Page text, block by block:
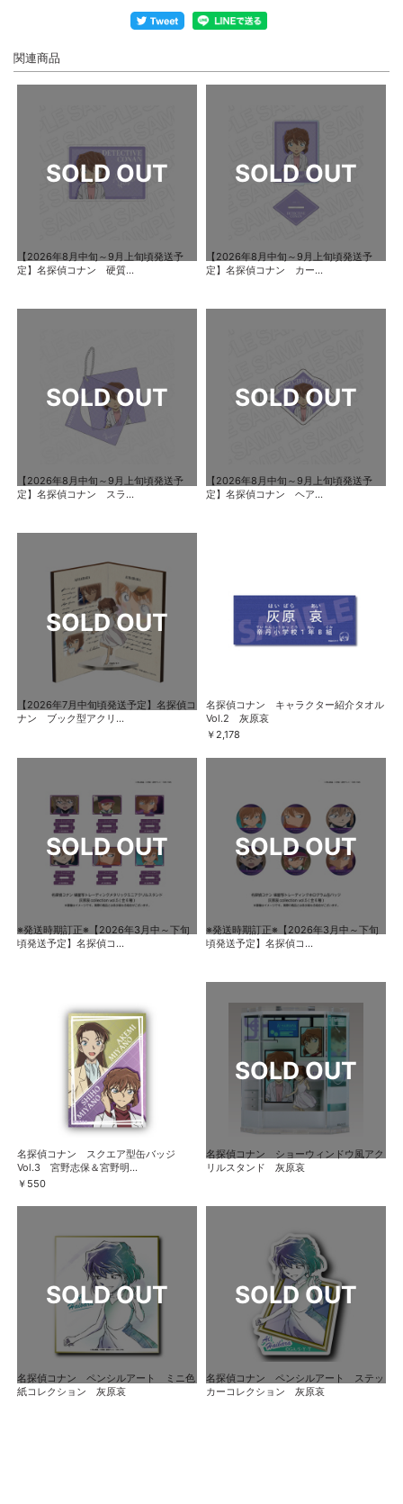
関連商品
【2026年8月中旬～9月上旬頃発送予
定】名探偵コナン 硬質...
【2026年8月中旬～9月上旬頃発送予
定】名探偵コナン カー...
【2026年8月中旬～9月上旬頃発送予
定】名探偵コナン スラ...
【2026年8月中旬～9月上旬頃発送予
定】名探偵コナン ヘア...
【2026年7月中旬頃発送予定】名探偵コ
ナン ブック型アクリ...
名探偵コナン キャラクター紹介タオル
Vol.2 灰原哀
￥2,178
※発送時期訂正※【2026年3月中～下旬
頃発送予定】名探偵コ...
※発送時期訂正※【2026年3月中～下旬
頃発送予定】名探偵コ...
名探偵コナン スクエア型缶バッジ
Vol.3 宮野志保＆宮野明...
￥550
名探偵コナン ショーウィンドウ風アク
リルスタンド 灰原哀
名探偵コナン ペンシルアート ミニ色
紙コレクション 灰原哀
名探偵コナン ペンシルアート ステッ
カーコレクション 灰原哀